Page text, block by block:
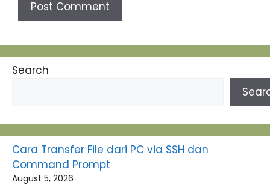
Search
Cara Transfer File dari PC via SSH dan
Command Prompt
August 5, 2026